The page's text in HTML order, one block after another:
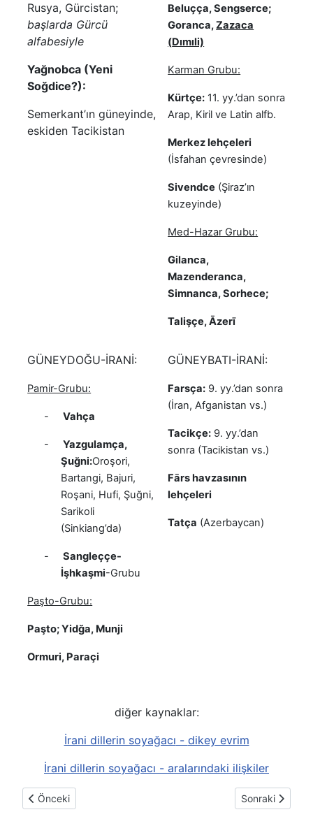
Rusya, Gürcistan;
başlarda Gürcü
alfabesiyle
Yağnobca (Yeni
Soğdice?):
Semerkant’ın güneyinde,
eskiden Tacikistan
Beluçça, Sengserce;
Goranca,Zazaca
(Dımıli)
Karman Grubu:
Kürtçe: 11. yy.’dan sonra
Arap, Kiril ve Latin alfb.
Merkez lehçeleri
(İsfahan çevresinde)
Sivendce (Şiraz’ın
kuzeyinde)
Med-Hazar Grubu:
Gilanca,
Mazenderanca,
Simnanca, Sorhece;
Talişçe, Āzerī
GÜNEYDOĞU-İRANİ:
Pamir-Grubu:
- Vahça
-
Yazgulamça,
Şuğni:Oroşori,
Bartangi, Bajuri,
Roşani, Hufi, Şuğni,
Sarikoli
(Sinkiang’da)
-
Sangleççe-
İşhkaşmi-Grubu
Paşto-Grubu:
Paşto; Yidğa, Munji
Ormuri, Paraçi
GÜNEYBATI-İRANİ:
Farsça: 9. yy.’dan sonra
(İran, Afganistan vs.)
Tacikçe: 9. yy.’dan
sonra (Tacikistan vs.)
Fārs havzasının
lehçeleri
Tatça (Azerbaycan)
diğer kaynaklar:
İrani dillerin soyağacı - dikey evrim
İrani dillerin soyağacı - aralarındaki ilişkiler
Önceki makale: Ê ünlüsünün kullanımı ve yazım hataları
Önceki Sonraki
Sonraki